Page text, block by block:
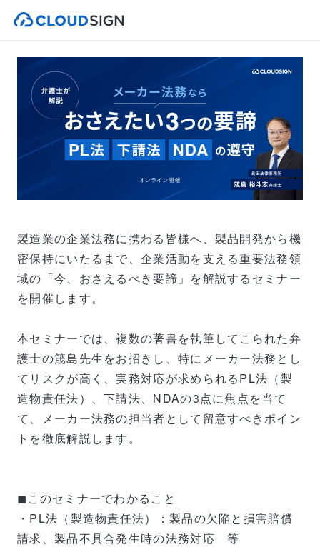
製造業の企業法務に携わる皆様へ、製品開発から機
密保持にいたるまで、企業活動を支える重要法務領
域の「今、おさえるべき要諦」を解説するセミナー
を開催します。
本セミナーでは、複数の著書を執筆してこられた弁
護士の筬島先生をお招きし、特にメーカー法務とし
てリスクが高く、実務対応が求められるPL法（製
造物責任法）、下請法、NDAの3点に焦点を当て
て、メーカー法務の担当者として留意すべきポイン
トを徹底解説します。
◼このセミナーでわかること
・PL法（製造物責任法）：製品の欠陥と損害賠償
請求、製品不具合発生時の法務対応 等